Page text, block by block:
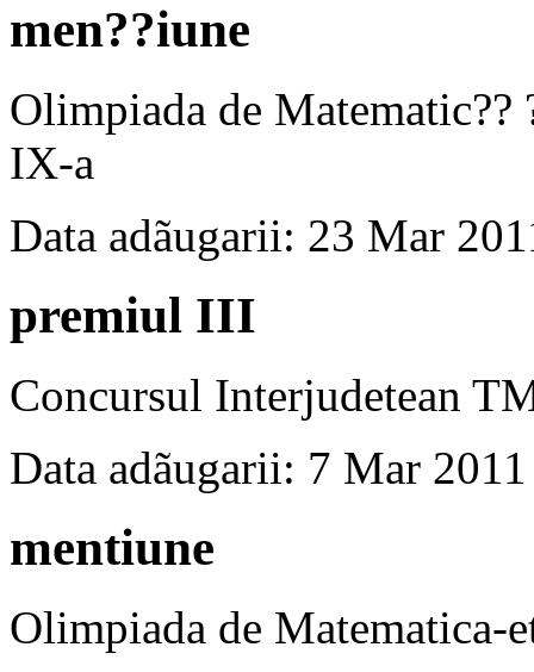
men??iune
Olimpiada de Matematic??
IX-a
Data adãugarii: 23 Mar
premiul III
Concursul Interjudetean
Data adãugarii: 7 Mar 2011
mentiune
Olimpiada de Matematica-